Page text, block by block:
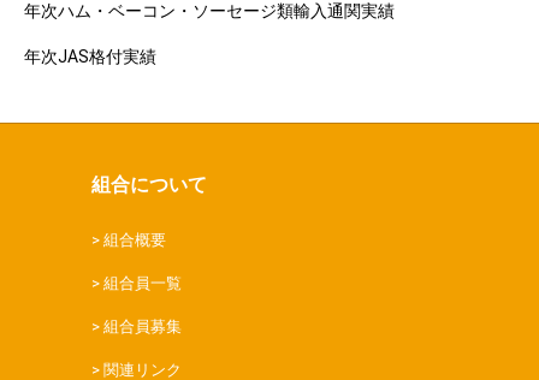
年次ハム・ベーコン・ソーセージ類輸入通関実績
年次JAS格付実績
組合について
組合概要
組合員一覧
組合員募集
関連リンク